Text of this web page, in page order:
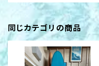
同じカテゴリの商品